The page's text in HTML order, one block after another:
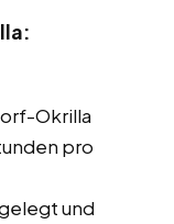
Okrilla
pro
und